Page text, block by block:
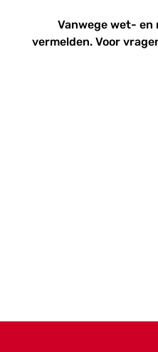
Vanwege wet- en
vermelden. Voor